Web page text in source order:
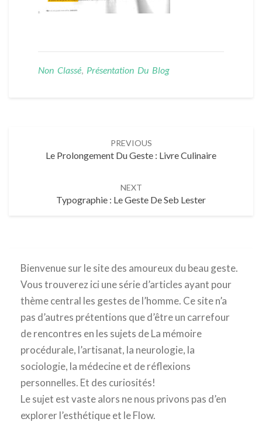
Non Classé, Présentation Du Blog
PREVIOUS
Le Prolongement Du Geste : Livre Culinaire
NEXT
Typographie : Le Geste De Seb Lester
Bienvenue sur le site des amoureux du beau geste.
Vous trouverez ici une série d’articles ayant pour
thème central les gestes de l’homme. Ce site n’a
pas d’autres prétentions que d’être un carrefour
de rencontres en les sujets de La mémoire
procédurale, l’artisanat, la neurologie, la
sociologie, la médecine et de réflexions
personnelles. Et des curiosités!
Le sujet est vaste alors ne nous privons pas d’en
explorer l’esthétique et le Flow.